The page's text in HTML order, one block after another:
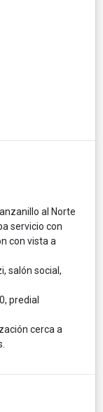
al Norte
servicio con
con vista a
salón social,
predial
cerca a